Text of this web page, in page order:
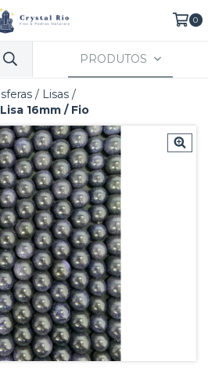
0
PRODUTOS
/ Lisas /
16mm / Fio